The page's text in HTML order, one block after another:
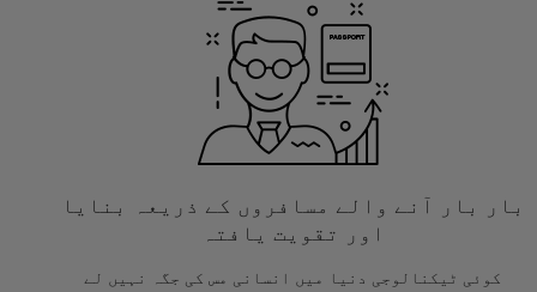
بار بار آنے والے مسافروں کے ذریعہ بنایا
اور تقویت یافتہ
کوئی ٹیکنالوجی دنیا میں انسانی مس کی جگہ نہیں لے